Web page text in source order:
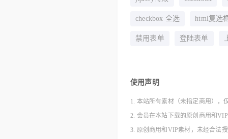
checkbox 全选 html复选
禁用表单 登陆表单
使用声明
1. 本站所有素材（未指定商用），
2. 会员在本站下载的原创商用和
3. 原创商用和VIP素材，未经合法